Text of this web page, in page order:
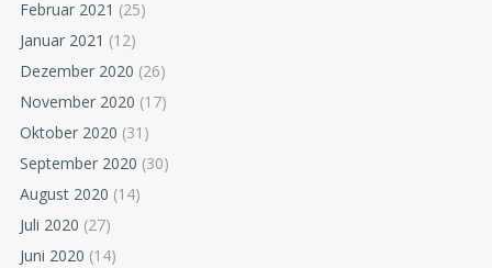
Februar 2021 (25)
Januar 2021 (12)
Dezember 2020 (26)
November 2020 (17)
Oktober 2020 (31)
September 2020 (30)
August 2020 (14)
Juli 2020 (27)
Juni 2020 (14)